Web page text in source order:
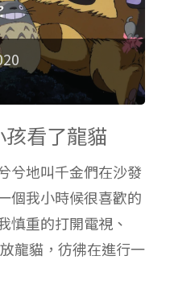
孩看了龍貓
兮地叫千金們在沙發
個我小時候很喜歡的
慎重的打開電視、
龍貓，彷彿在進行一